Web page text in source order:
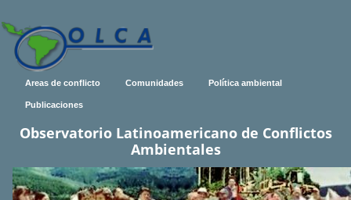
Areas de conflicto Comunidades Política ambiental
Publicaciones
Observatorio Latinoamericano de Conflictos
Ambientales